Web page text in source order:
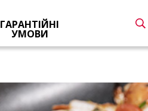
ГАРАНТІЙНІ
УМОВИ